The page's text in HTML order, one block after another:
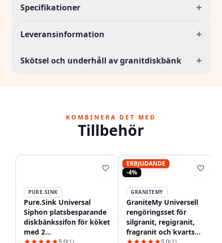
Specifikationer +
Leveransinformation +
Skötsel och underhåll av granitdiskbänk +
KOMBINERA DET MED
Tillbehör
PURE.SINK
Pure.Sink Universal
Siphon platsbesparande
diskbänkssifon för köket
med 2
ERBJUDANDE
-4%
GRANITEMY
GraniteMy Universell
rengöringsset för
silgranit, regigranit,
fragranit och kvarts